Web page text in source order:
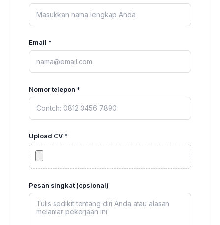
Email *
Nomor telepon *
Upload CV *
Pesan singkat (opsional)